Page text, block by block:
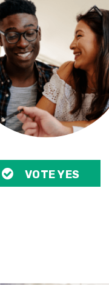
VOTE YES